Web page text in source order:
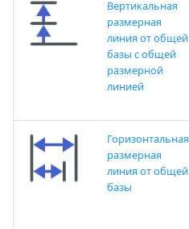
Вертикальная
размерная
линия от общей
базы с общей
размерной
линией
Горизонтальная
размерная
линия от общей
базы